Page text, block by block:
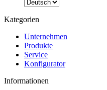
Kategorien
Unternehmen
Produkte
Service
Konfigurator
Informationen